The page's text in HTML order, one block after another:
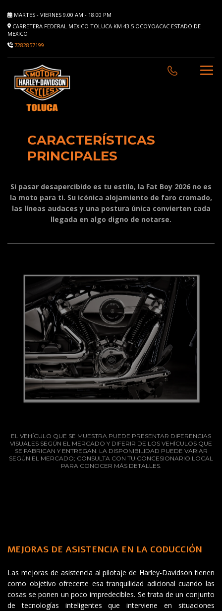
MARTES - VIERNES 9.00 AM - 18.00 PM
CARRETERA FEDERAL MEXICO TOLUCA KM 43.5 OCOYOACAC ESTADO DE
MEXICO
7282857199
CARACTERÍSTICAS
PRINCIPALES
Si pasar desapercibido es tu estilo, la Fat Boy 2026 no es
la moto para ti. Su icónica alojamiento de faro cromado,
las líneas audaces y una postura única convierten cada
llegada en algo digno de notarse.
EL VEHÍCULO QUE SE MUESTRA PUEDE PRESENTAR DIFERENCIAS
VISUALES SEGÚN EL MERCADO Y DIFERIR DE LOS VEHÍCULOS QUE
SE FABRICAN Y ENTREGAN. LA DISPONIBILIDAD PUEDE VARIAR
SEGÚN EL MERCADO; CONSULTA CON TU CONCESIONARIO LOCAL
PARA CONOCER MÁS DETALLES.
MEJORAS DE ASISTENCIA EN LA CODUCCIÓN
Las mejoras de asistencia al pilotaje de Harley-Davidson tienen
como objetivo ofrecerte esa tranquilidad adicional cuando las
cosas se ponen un poco impredecibles. Se trata de un conjunto
de tecnologías inteligentes que interviene en situaciones